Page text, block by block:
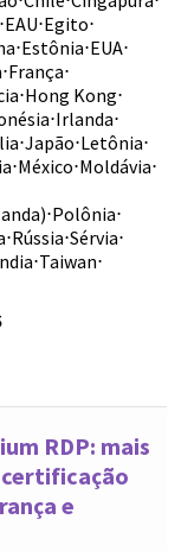
Sort by
⋅EAU⋅Egito⋅
⋅Estônia⋅EUA⋅
⋅França⋅
⋅Hong Kong⋅
⋅Irlanda⋅
⋅Japão⋅Letônia⋅
⋅México⋅Moldávia⋅
⋅Polônia⋅
⋅Rússia⋅Sérvia⋅
⋅Taiwan⋅
RDP: mais
e